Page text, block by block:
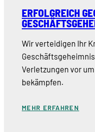
ERFOLGREICH
Wir verteidigen Ihr
Verletzungen vor
bekämpfen.
MEHR ERFAHREN